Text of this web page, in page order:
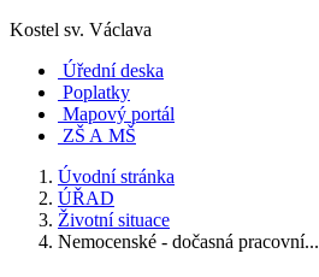
Kostel sv. Václava
Úřední deska
Poplatky
Mapový portál
ZŠ A MŠ
Úvodní stránka
ÚŘAD
Životní situace
Nemocenské - dočasná pracovní...